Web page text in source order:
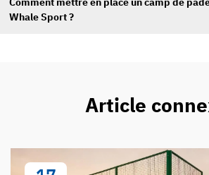
Whale Sport ?
Article